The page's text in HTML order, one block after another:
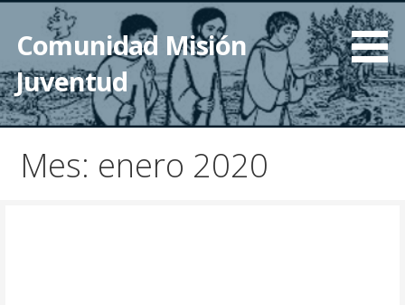
contenido
Comunidad Misión
Juventud
Mes: enero 2020